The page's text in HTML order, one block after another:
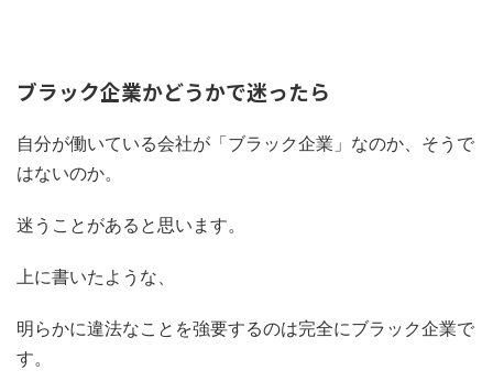
ブラック企業かどうかで迷ったら
自分が働いている会社が「ブラック企業」なのか、そうで
はないのか。
迷うことがあると思います。
上に書いたような、
明らかに違法なことを強要するのは完全にブラック企業で
す。